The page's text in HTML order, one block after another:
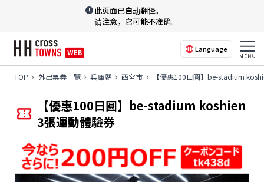
此页面已自动翻译。
请注意，它可能不准确。
Language
TOP 外出票券一覽 兵庫縣 西宮市 【優惠100日圓】be-stadium
【優惠100日圓】be-stadium koshien
3張運動體驗券